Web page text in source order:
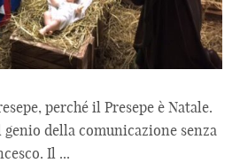
perché il Presepe è Natale.
della comunicazione senza
Il ...